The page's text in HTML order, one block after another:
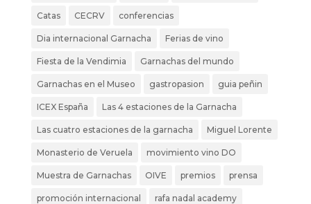
Catas CECRV conferencias
Dia internacional Garnacha Ferias de vino
Fiesta de la Vendimia Garnachas del mundo
Garnachas en el Museo gastropasion guia peñin
ICEX España Las 4 estaciones de la Garnacha
Las cuatro estaciones de la garnacha Miguel Lorente
Monasterio de Veruela movimiento vino DO
Muestra de Garnachas OIVE premios prensa
promoción internacional rafa nadal academy